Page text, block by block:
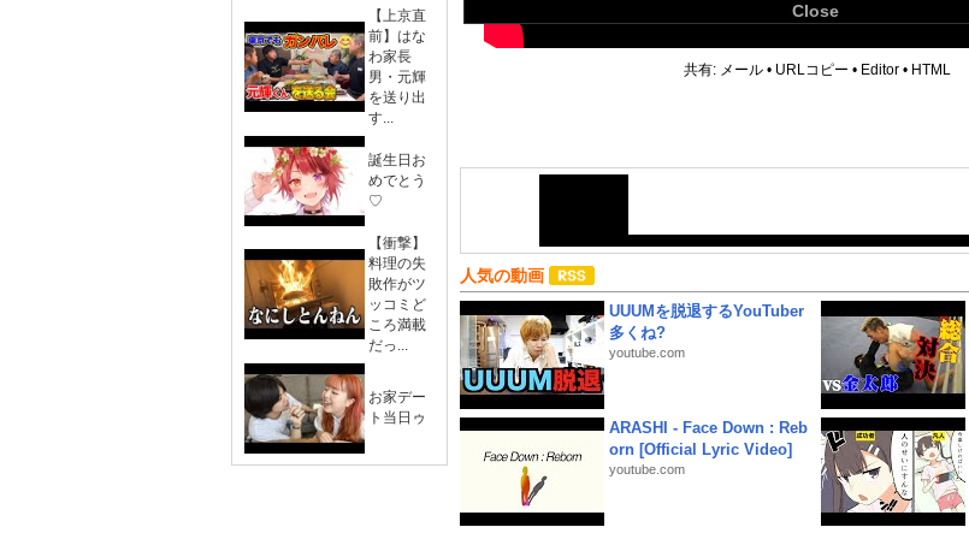
【上京直
前】はな
わ家長
男・元輝
を送り出
す...
誕生日お
めでとう
♡
【衝撃】
料理の失
敗作がツ
ッコミど
ころ満載
だっ...
お家デー
ト当日ゥ
Close
共有: メール • URLコピー • Editor • HTML
人気の動画
UUUMを脱退するYouTuber
多くね?
youtube.com
ARASHI - Face Down : Reb
orn [Official Lyric Video]
youtube.com